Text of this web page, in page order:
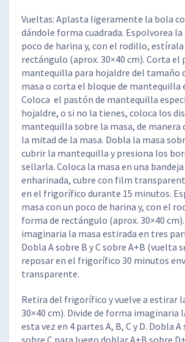
Vueltas: Aplasta ligeramente la bola
dándole forma cuadrada. Espolvorea la
poco de harina y, con el rodillo,
rectángulo (aprox. 30×40 cm). Corta el
mantequilla para hojaldre del tamaño
masa o corta el bloque de mantequilla
Coloca el pastón de mantequilla
hojaldre, o si no la tienes, coloca los
mantequilla sobre la masa, de manera
la mitad de la masa. Dobla la masa
cubrir la mantequilla y presiona los
sellarla. Coloca la masa en una
enharinada, cubre con film
en el frigorífico durante 15 minutos.
masa con un poco de harina y, con el
forma de rectángulo (aprox. 30×40
imaginaria la masa estirada en tres
Dobla A sobre B y C sobre A+B (vuelta
reposar en el frigorífico 30 minutos
transparente.
Retira del frigorífico y vuelve a estirar
30×40 cm). Divide de forma imaginaria
esta vez en 4 partes A, B, C y D. Dobla A
sobre C para luego doblar A+B sobre